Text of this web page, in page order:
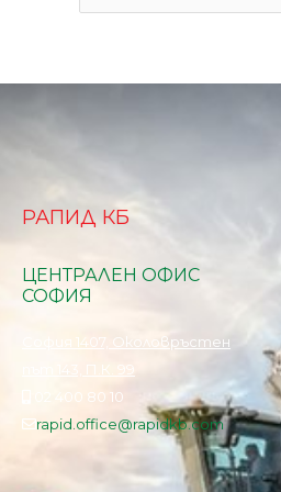
РАПИД КБ
ЦЕНТРАЛЕН ОФИС
СОФИЯ
София 1407, Околовръстен
път 143, П.К. 99
02 400 80 10
rapid.office@rapidkb.com